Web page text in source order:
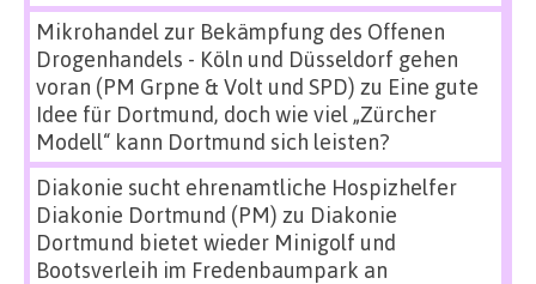
Mikrohandel zur Bekämpfung des Offenen
Drogenhandels - Köln und Düsseldorf gehen
voran (PM Grpne & Volt und SPD) zu Eine gute
Idee für Dortmund, doch wie viel „Zürcher
Modell“ kann Dortmund sich leisten?
Diakonie sucht ehrenamtliche Hospizhelfer
Diakonie Dortmund (PM) zu Diakonie
Dortmund bietet wieder Minigolf und
Bootsverleih im Fredenbaumpark an